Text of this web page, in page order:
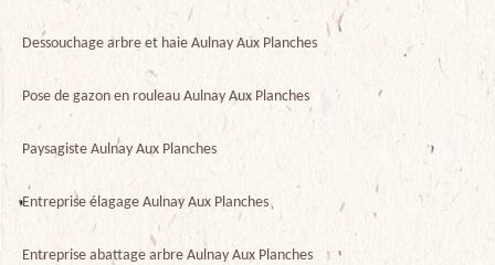
Dessouchage arbre et haie Aulnay Aux Planches
Pose de gazon en rouleau Aulnay Aux Planches
Paysagiste Aulnay Aux Planches
Entreprise élagage Aulnay Aux Planches
Entreprise abattage arbre Aulnay Aux Planches